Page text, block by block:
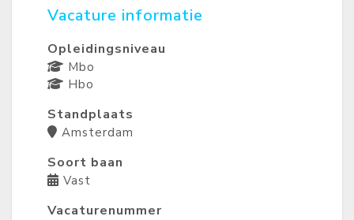
Vacature informatie
Opleidingsniveau
Mbo
Hbo
Standplaats
Amsterdam
Soort baan
Vast
Vacaturenummer